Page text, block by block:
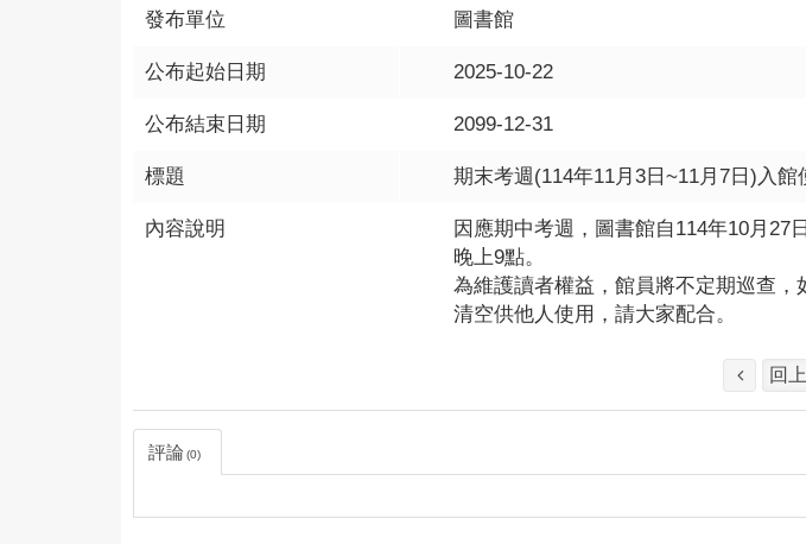
發布單位 圖書館
公布起始日期 2025-10-22
公布結束日期 2099-12-31
標題 期末考週(114年11月3日~11月7日)入館
內容說明
因應期中考週，圖書館自114年10月27
晚上9點。
為維護讀者權益，館員將不定期巡查
清空供他人使用，請大家配合。
回
評論 0